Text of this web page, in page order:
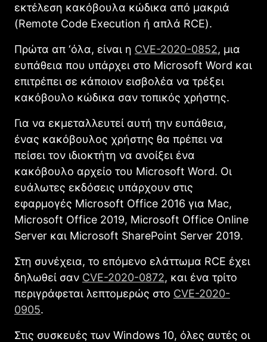
εκτέλεση κακόβουλα κώδικα από μακριά
(Remote Code Execution ή απλά RCE).
Πρώτα απ ‘όλα, είναι η CVE-2020-0852, μια
ευπάθεια που υπάρχει στο Microsoft Word και
επιτρέπει σε κάποιον εισβολέα να τρέξει
κακόβουλο κώδικα σαν τοπικός χρήστης.
Για να εκμεταλλευτεί αυτή την ευπάθεια,
ένας κακόβουλος χρήστης θα πρέπει να
πείσει τον ιδιοκτήτη να ανοίξει ένα
κακόβουλο αρχείο του Microsoft Word. Οι
ευάλωτες εκδόσεις υπάρχουν στις
εφαρμογές Microsoft Office 2016 για Mac,
Microsoft Office 2019, Microsoft Office Online
Server και Microsoft SharePoint Server 2019.
Στη συνέχεια, το επόμενο ελάττωμα RCE έχει
δηλωθεί σαν CVE-2020-0872, και ένα τρίτο
περιγράφεται λεπτομερώς στο CVE-2020-
0905.
Στις συσκευές των Windows 10, όλες αυτές οι